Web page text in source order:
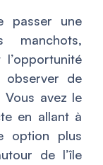
passer une
manchots,
observer de
avez le
en allant à
option plus
de l’île